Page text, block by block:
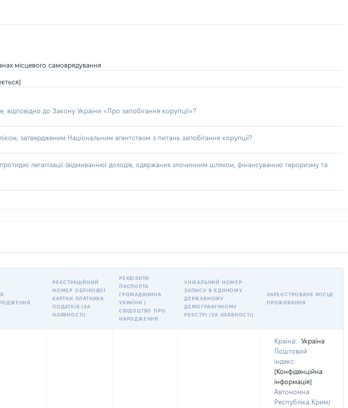
місцевого самоврядування
до Закону України «Про запобігання корупції»?
затвердженим Національним агентством з питань запобігання корупції?
легалізації (відмиванню) доходів, одержаних злочинним шляхом, фінансуванню тероризму та
РЕЄСТРАЦІЙНИЙ
НОМЕР ОБЛІКОВОЇ
КАРТКИ ПЛАТНИКА
ПОДАТКІВ (ЗА
НАЯВНОСТІ)
РЕКВІЗИТИ
ПАСПОРТА
ГРОМАДЯНИНА
УКРАЇНИ /
СВІДОЦТВО ПРО
НАРОДЖЕННЯ
УНІКАЛЬНИЙ НОМЕР
ЗАПИСУ В ЄДИНОМУ
ДЕРЖАВНОМУ
ДЕМОГРАФІЧНОМУ
РЕЄСТРІ (ЗА НАЯВНОСТІ)
ЗАРЕЄСТРОВАНЕ МІСЦЕ
ПРОЖИВАННЯ
Країна:
Україна
Поштовий
індекс:
[Конфіденційна
інформація]
Автономна
Республіка Крим/